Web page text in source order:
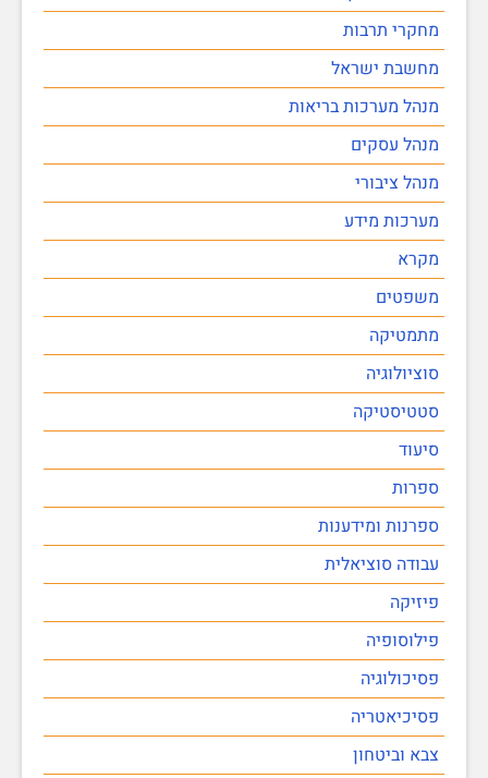
מחקרי תרבות
מחשבת ישראל
מנהל מערכות בריאות
מנהל עסקים
מנהל ציבורי
מערכות מידע
מקרא
משפטים
מתמטיקה
סוציולוגיה
סטטיסטיקה
סיעוד
ספרות
ספרנות ומידענות
עבודה סוציאלית
פיזיקה
פילוסופיה
פסיכולוגיה
פסיכיאטריה
צבא וביטחון